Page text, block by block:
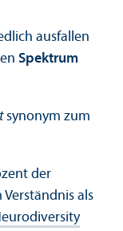
ausfallen
Spektrum
synonym zum
der
als